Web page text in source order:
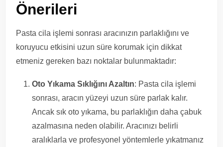
Önerileri
Pasta cila işlemi sonrası aracınızın parlaklığını ve
koruyucu etkisini uzun süre korumak için dikkat
etmeniz gereken bazı noktalar bulunmaktadır:
Oto Yıkama Sıklığını Azaltın: Pasta cila işlemi
sonrası, aracın yüzeyi uzun süre parlak kalır.
Ancak sık oto yıkama, bu parlaklığın daha çabuk
azalmasına neden olabilir. Aracınızı belirli
aralıklarla ve profesyonel yöntemlerle yıkatmanız